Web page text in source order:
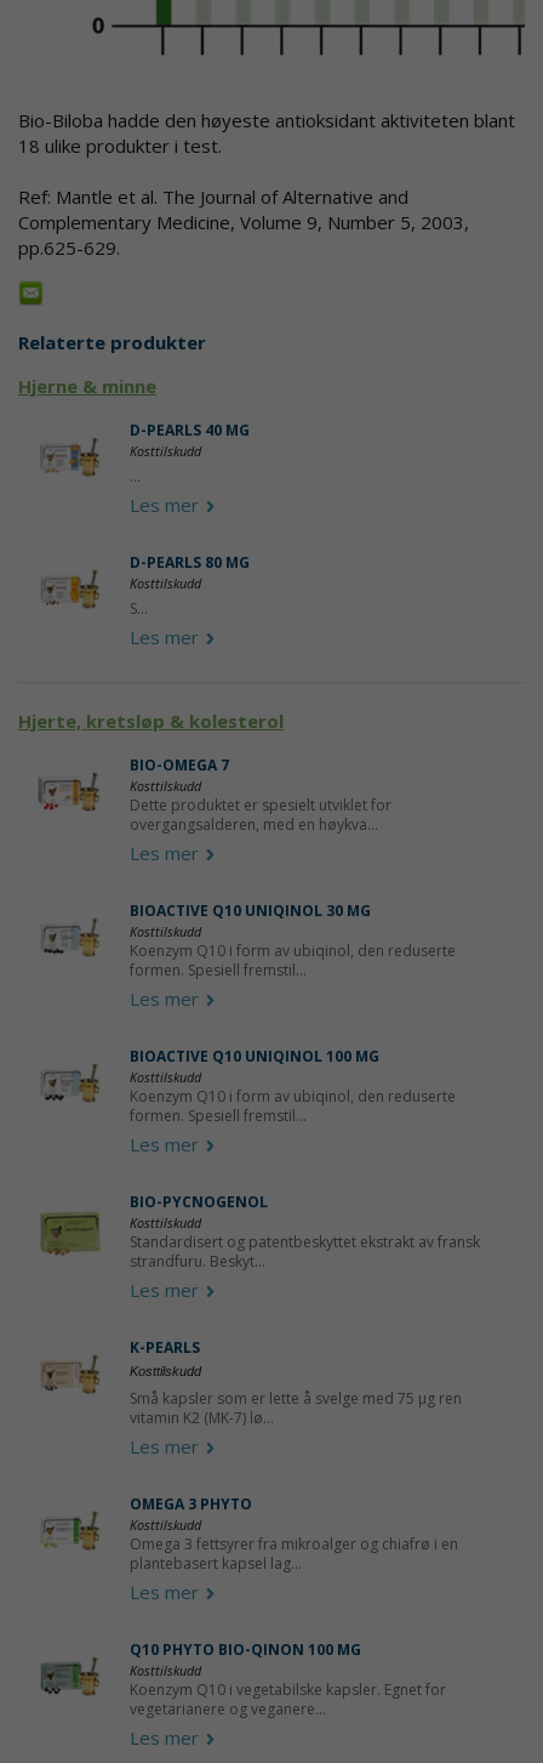
Bio-Biloba hadde den høyeste antioksidant aktiviteten blant
18 ulike produkter i test.
Ref: Mantle et al. The Journal of Alternative and
Complementary Medicine, Volume 9, Number 5, 2003,
pp.625-629.
Relaterte produkter
Hjerne & minne
D-PEARLS 40 ΜG
Kosttilskudd
...
Les mer
D-PEARLS 80 ΜG
Kosttilskudd
S...
Les mer
Hjerte, kretsløp & kolesterol
BIO-OMEGA 7
Kosttilskudd
Dette produktet er spesielt utviklet for
overgangsalderen, med en høykva...
Les mer
BIOACTIVE Q10 UNIQINOL 30 MG
Kosttilskudd
Koenzym Q10 i form av ubiqinol, den reduserte
formen. Spesiell fremstil...
Les mer
BIOACTIVE Q10 UNIQINOL 100 MG
Kosttilskudd
Koenzym Q10 i form av ubiqinol, den reduserte
formen. Spesiell fremstil...
Les mer
BIO-PYCNOGENOL
Kosttilskudd
Standardisert og patentbeskyttet ekstrakt av fransk
strandfuru. Beskyt...
Les mer
K-PEARLS
Kosttilskudd
Små kapsler som er lette å svelge med 75 µg ren
vitamin K2 (MK-7) lø...
Les mer
OMEGA 3 PHYTO
Kosttilskudd
Omega 3 fettsyrer fra mikroalger og chiafrø i en
plantebasert kapsel lag...
Les mer
Q10 PHYTO BIO-QINON 100 MG
Kosttilskudd
Koenzym Q10 i vegetabilske kapsler. Egnet for
vegetarianere og veganere...
Les mer